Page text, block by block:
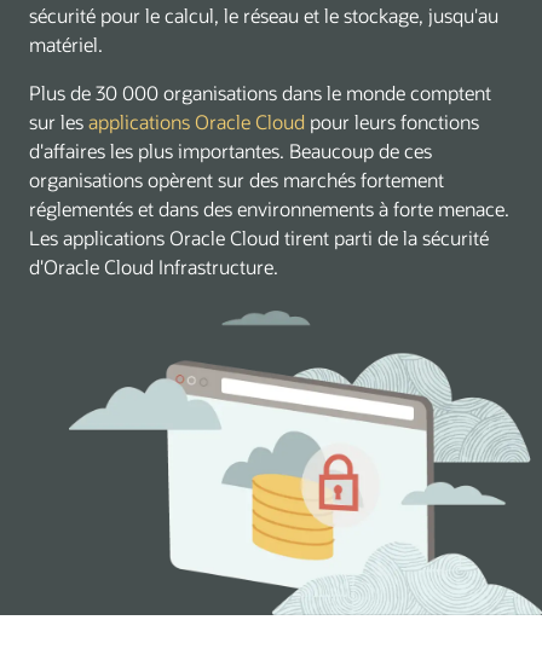
sécurité pour le calcul, le réseau et le stockage, jusqu'au
matériel.
Plus de 30 000 organisations dans le monde comptent
sur lesapplications Oracle Cloud pour leurs fonctions
d'affaires les plus importantes. Beaucoup de ces
organisations opèrent sur des marchés fortement
réglementés et dans des environnements à forte menace.
Les applications Oracle Cloud tirent parti de la sécurité
d'Oracle Cloud Infrastructure.